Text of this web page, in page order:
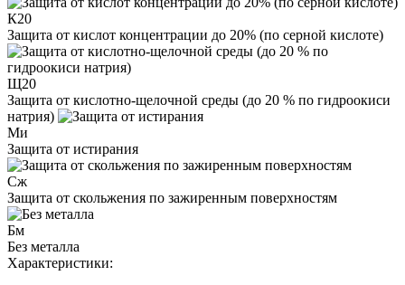
К20
Защита от кислот концентрации до 20% (по серной кислоте)
Щ20
Защита от кислотно-щелочной среды (до 20 % по гидроокиси
натрия)
Ми
Защита от истирания
Сж
Защита от скольжения по зажиренным поверхностям
Бм
Без металла
Характеристики: